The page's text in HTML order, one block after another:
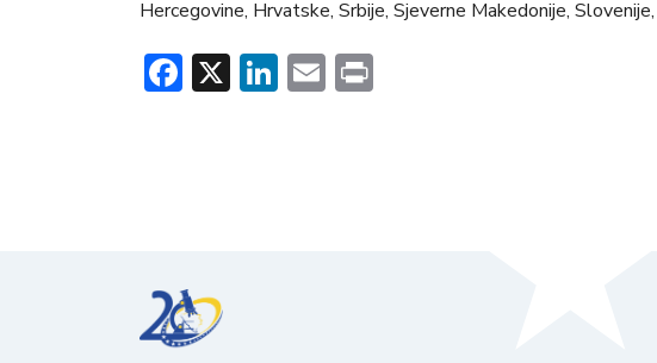
Hercegovine, Hrvatske, Srbije, Sjeverne Makedonije,
Facebook
X LinkedIn
Email